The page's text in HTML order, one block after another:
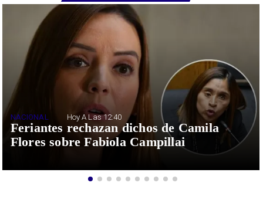
Feriantes rechazan dichos de Camila
Flores sobre Fabiola Campillai
NACIONAL Hoy A Las 12:40